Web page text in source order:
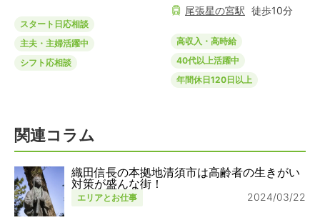
スタート日応相談
主夫・主婦活躍中
シフト応相談
尾張星の宮駅 徒歩10分
高収入・高時給
40代以上活躍中
年間休日120日以上
関連コラム
織田信長の本拠地清須市は高齢者の生きがい
対策が盛んな街！
エリアとお仕事 2024/03/22